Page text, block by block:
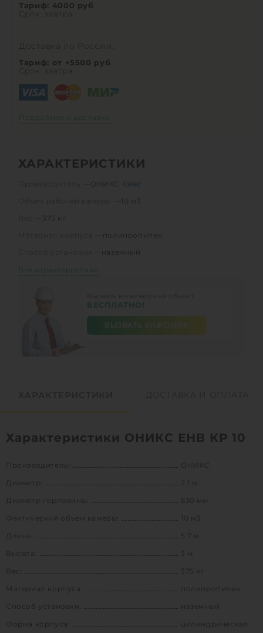
Тариф: 4000 руб
Срок: завтра
Доставка по России:
Тариф: от +5500 руб
Срок: завтра
Подробнее о доставке
ХАРАКТЕРИСТИКИ
ОНИКС
10 м3
375 кг
полипропилен
наземный
Все характеристики
БЕСПЛАТНО!
Характеристики ОНИКС ЕНВ КР 10
Производитель:
ОНИКС
Диаметр:
2.1 м
Диаметр горловины:
630 мм
Фактический объем камеры:
10 м3
Длина:
5.7 м
Высота:
3 м
375 кг
Материал корпуса:
полипропилен
Способ установки:
наземный
Форма корпуса:
цилиндрическая